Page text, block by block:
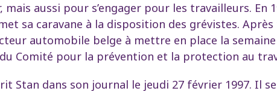
aussi pour s’engager pour les travailleurs. En
sa caravane à la disposition des grévistes.
automobile belge à mettre en place la semaine
Comité pour la prévention et la protection au
Stan dans son journal le jeudi 27 février 1997. Il